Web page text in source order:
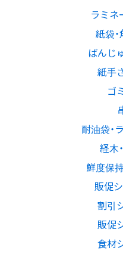
ラミネ
紙袋・
ばんじ
紙手
ゴ
耐油袋・
経木
鮮度保持
販促
割引
販促
食材